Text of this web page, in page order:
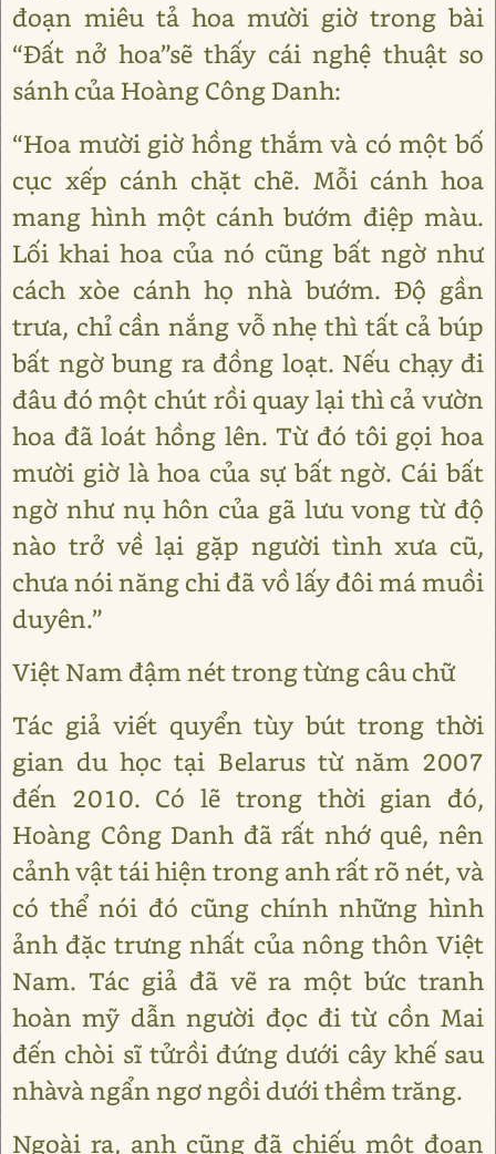
đoạn miêu tả hoa mười giờ trong bài
“Đất nở hoa”sẽ thấy cái nghệ thuật so
sánh của Hoàng Công Danh:
“Hoa mười giờ hồng thắm và có một bố
cục xếp cánh chặt chẽ. Mỗi cánh hoa
mang hình một cánh bướm điệp màu.
Lối khai hoa của nó cũng bất ngờ như
cách xòe cánh họ nhà bướm. Độ gần
trưa, chỉ cần nắng vỗ nhẹ thì tất cả búp
bất ngờ bung ra đồng loạt. Nếu chạy đi
đâu đó một chút rồi quay lại thì cả vườn
hoa đã loát hồng lên. Từ đó tôi gọi hoa
mười giờ là hoa của sự bất ngờ. Cái bất
ngờ như nụ hôn của gã lưu vong từ độ
nào trở về lại gặp người tình xưa cũ,
chưa nói năng chi đã vồ lấy đôi má muồi
duyên.”
Việt Nam đậm nét trong từng câu chữ
Tác giả viết quyển tùy bút trong thời
gian du học tại Belarus từ năm 2007
đến 2010. Có lẽ trong thời gian đó,
Hoàng Công Danh đã rất nhớ quê, nên
cảnh vật tái hiện trong anh rất rõ nét, và
có thể nói đó cũng chính những hình
ảnh đặc trưng nhất của nông thôn Việt
Nam. Tác giả đã vẽ ra một bức tranh
hoàn mỹ dẫn người đọc đi từ cồn Mai
đến chòi sĩ tửrồi đứng dưới cây khế sau
nhàvà ngẩn ngơ ngồi dưới thềm trăng.
Ngoài ra, anh cũng đã chiếu một đoạn